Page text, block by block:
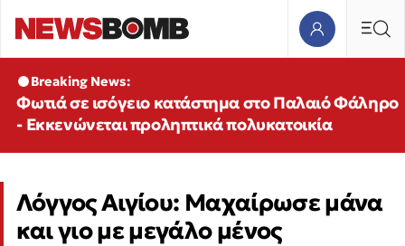
Breaking News:
Φωτιά σε ισόγειο κατάστημα στο Παλαιό Φάληρο
- Εκκενώνεται προληπτικά πολυκατοικία
Λόγγος Αιγίου: Μαχαίρωσε μάνα
και γιο με μεγάλο μένος